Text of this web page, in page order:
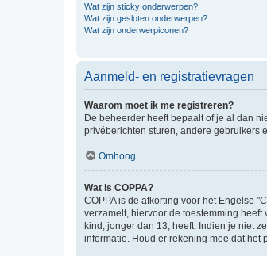
Wat zijn sticky onderwerpen?
Wat zijn gesloten onderwerpen?
Wat zijn onderwerpiconen?
Aanmeld- en registratievragen
Waarom moet ik me registreren?
De beheerder heeft bepaalt of je al dan
privéberichten sturen, andere gebruikers
Omhoog
Wat is COPPA?
COPPA is de afkorting voor het Engelse
verzamelt, hiervoor de toestemming
kind, jonger dan 13, heeft. Indien je niet
informatie. Houd er rekening mee dat het